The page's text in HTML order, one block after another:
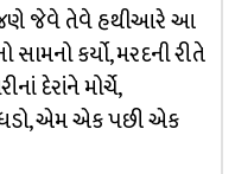
જણે જેવે તેવે હથીઆરે આ
કર્યો, મરદની રીતે
દેરાંને મોર્ચે,
ધડો, એમ એક પછી એક